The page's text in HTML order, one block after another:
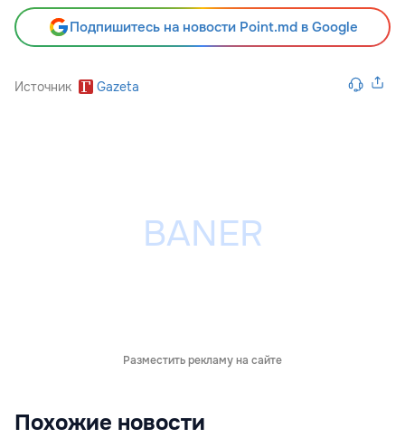
Подпишитесь на новости Point.md в Google
Источник Gazeta
Разместить рекламу на сайте
Похожие новости